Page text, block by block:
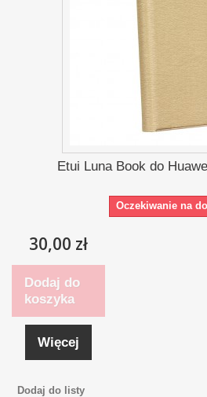
Etui Luna Book do
Oczekiwanie na
30,00 zł
Dodaj do
koszyka
Więcej
Dodaj do listy